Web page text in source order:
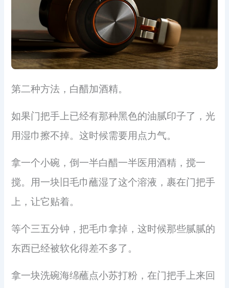
第二种方法，白醋加酒精。
如果门把手上已经有那种黑色的油腻印子了，光
用湿巾擦不掉。这时候需要用点力气。
拿一个小碗，倒一半白醋一半医用酒精，搅一
搅。用一块旧毛巾蘸湿了这个溶液，裹在门把手
上，让它贴着。
等个三五分钟，把毛巾拿掉，这时候那些腻腻的
东西已经被软化得差不多了。
拿一块洗碗海绵蘸点小苏打粉，在门把手上来回